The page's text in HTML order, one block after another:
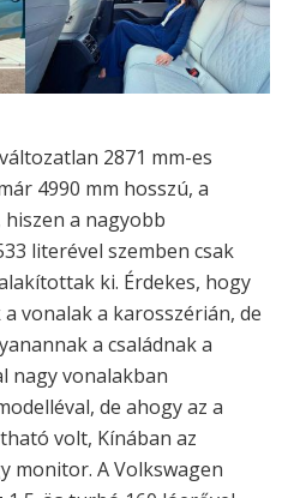
2871 mm-es
4990 mm hosszú, a
a nagyobb
literével szemben csak
ki. Érdekes, hogy
vonalak a karosszérián, de
a családnak a
nagy vonalakban
de ahogy az a
volt, Kínában az
monitor. A Volkswagen